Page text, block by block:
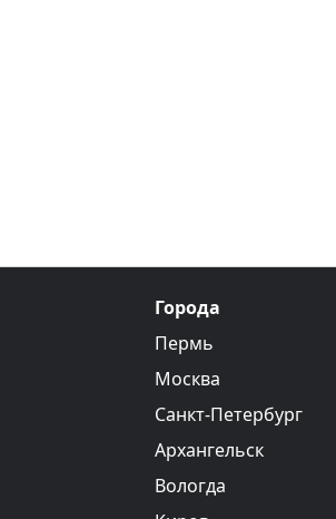
Города
Пермь
Москва
Санкт-Петербург
Архангельск
Вологда